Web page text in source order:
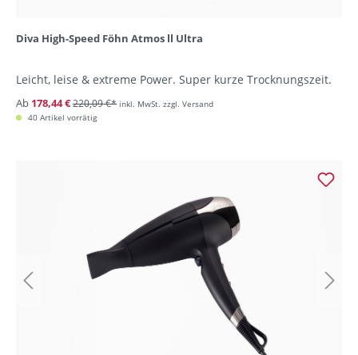
Diva High-Speed Föhn Atmos ll Ultra
Leicht, leise & extreme Power. Super kurze Trocknungszeit.
Ab 178,44 €220,09 €* inkl. MwSt. zzgl. Versand
40 Artikel vorrätig